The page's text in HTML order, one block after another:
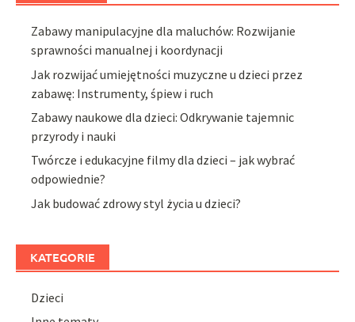
Zabawy manipulacyjne dla maluchów: Rozwijanie
sprawności manualnej i koordynacji
Jak rozwijać umiejętności muzyczne u dzieci przez
zabawę: Instrumenty, śpiew i ruch
Zabawy naukowe dla dzieci: Odkrywanie tajemnic
przyrody i nauki
Twórcze i edukacyjne filmy dla dzieci – jak wybrać
odpowiednie?
Jak budować zdrowy styl życia u dzieci?
KATEGORIE
Dzieci